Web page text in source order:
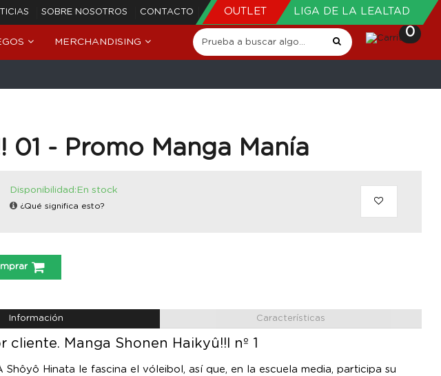
SOBRE NOSOTROS CONTACTO OUTLET LIGA DE LA LEALTAD
MERCHANDISING
0
01 - Promo Manga Manía
Disponibilidad:En stock
¿Qué significa esto?
Información Características
cliente. Manga Shonen Haikyû!!l nº 1
Shôyô Hinata le fascina el vóleibol, así que, en la escuela media, participa su